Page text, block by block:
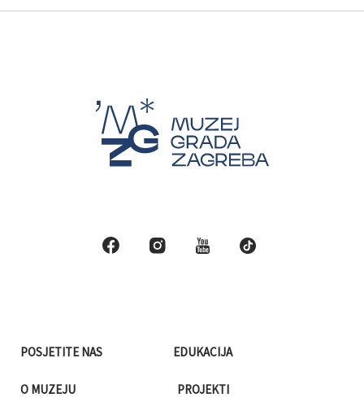
POSJETITE NAS
O MUZEJU
EDUKACIJA
PROJEKTI